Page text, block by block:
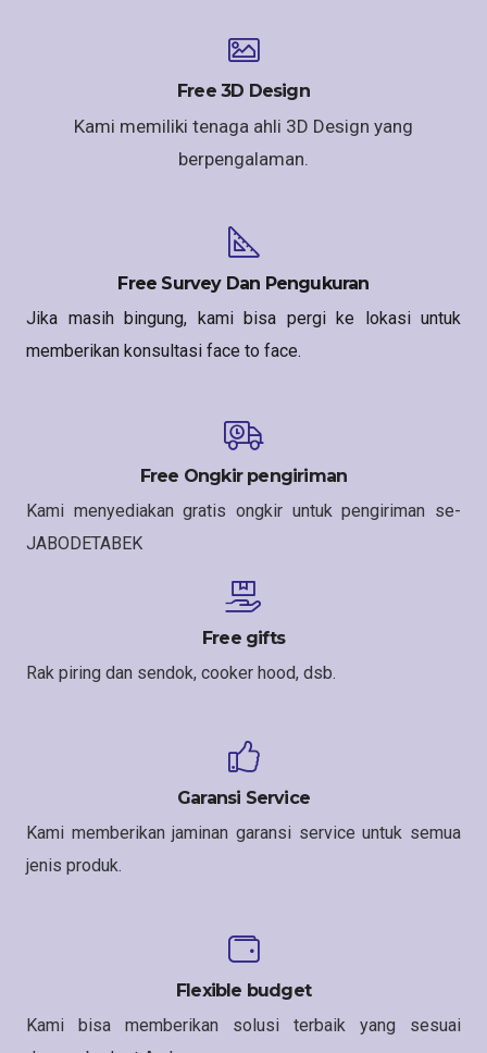
Free 3D Design
Kami memiliki tenaga ahli 3D Design yang
berpengalaman.
Free Survey Dan Pengukuran
Jika masih bingung, kami bisa pergi ke lokasi untuk
memberikan konsultasi face to face.
Free Ongkir pengiriman
Kami menyediakan gratis ongkir untuk pengiriman se-
JABODETABEK
Free gifts
Rak piring dan sendok, cooker hood, dsb.
Garansi Service
Kami memberikan jaminan garansi service untuk semua
jenis produk.
Flexible budget
Kami bisa memberikan solusi terbaik yang sesuai